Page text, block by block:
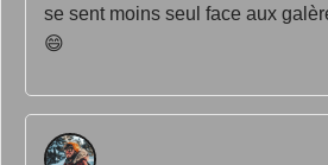
se sent moins seul face aux
😄